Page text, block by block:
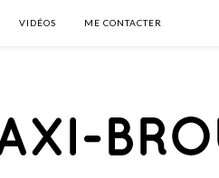
VIDÉOS ME CONTACTER